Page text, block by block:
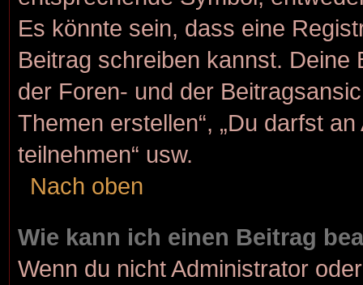
Es könnte sein, dass eine
Beitrag schreiben kannst. Deine
der Foren- und der
Themen erstellen“, „Du darfst
teilnehmen“ usw.
Nach oben
Wie kann ich einen Beitrag
Wenn du nicht Administrator